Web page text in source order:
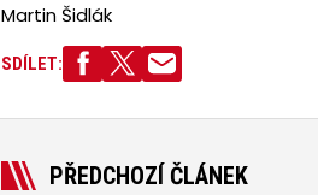
Martin Šidlák
SDÍLET:
PŘEDCHOZÍ ČLÁNEK